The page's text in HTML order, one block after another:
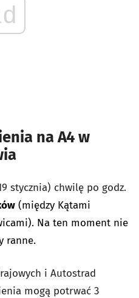
na A4 w
stycznia) chwilę po godz.
(między Kątami
Na ten moment nie
ranne.
i Autostrad
mogą potrwać 3